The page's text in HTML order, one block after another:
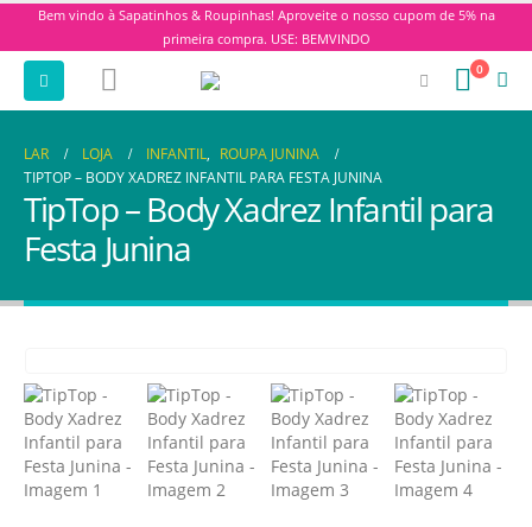
Bem vindo à Sapatinhos & Roupinhas! Aproveite o nosso cupom de 5% na
primeira compra. USE: BEMVINDO
0
LAR LOJA INFANTIL, ROUPA JUNINA
TIPTOP – BODY XADREZ INFANTIL PARA FESTA JUNINA
TipTop – Body Xadrez Infantil para
Festa Junina